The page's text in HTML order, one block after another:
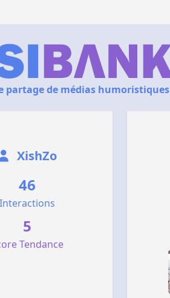
partage de médias humoristiques
XishZo
46
Interactions
5
Tendance